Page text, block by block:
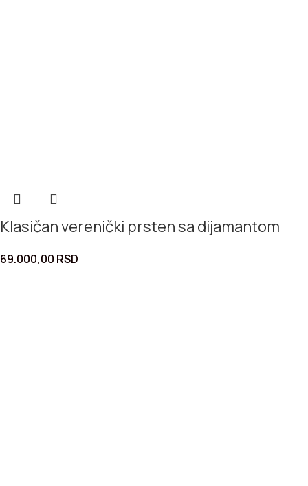
Klasičan verenički prsten sa dijamantom
69.000,00 RSD